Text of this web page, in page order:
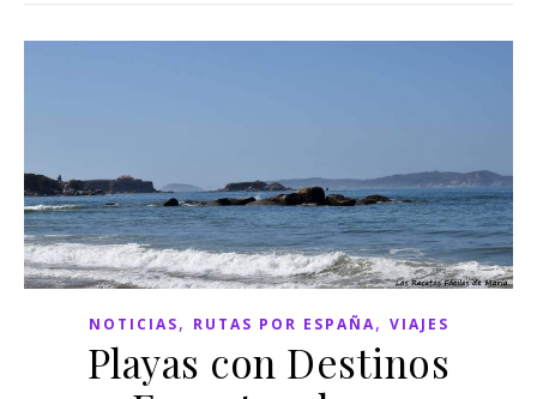
NOTICIAS, RUTAS POR ESPAÑA, VIAJES
Playas con Destinos